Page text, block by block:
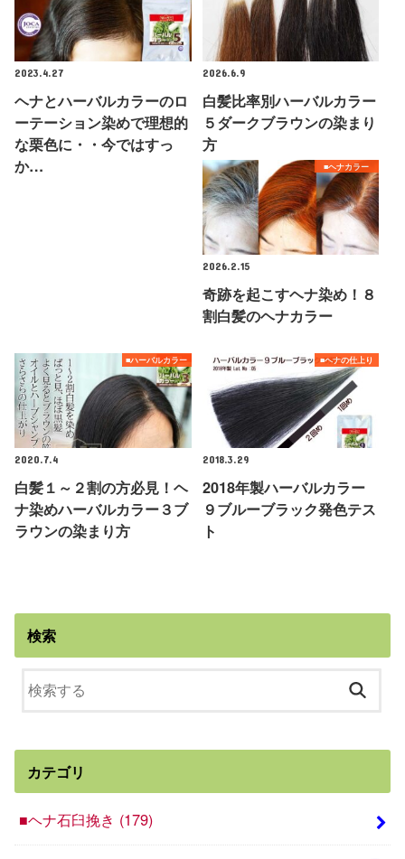
2023.4.27
ヘナとハーバルカラーのロ
ーテーション染めで理想的
な栗色に・・今ではすっ
か…
2026.6.9
白髪比率別ハーバルカラー
５ダークブラウンの染まり
方
■ヘナカラー
2026.2.15
奇跡を起こすヘナ染め！８
割白髪のヘナカラー
■ハーバルカラー
2020.7.4
白髪１～２割の方必見！ヘ
ナ染めハーバルカラー３ブ
ラウンの染まり方
■ヘナの仕上り
2018.3.29
2018年製ハーバルカラー
９ブルーブラック発色テス
ト
検索
カテゴリ
■ヘナ石臼挽き (179)